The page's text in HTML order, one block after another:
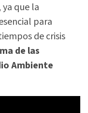
que la
para
de crisis
de las
Ambiente